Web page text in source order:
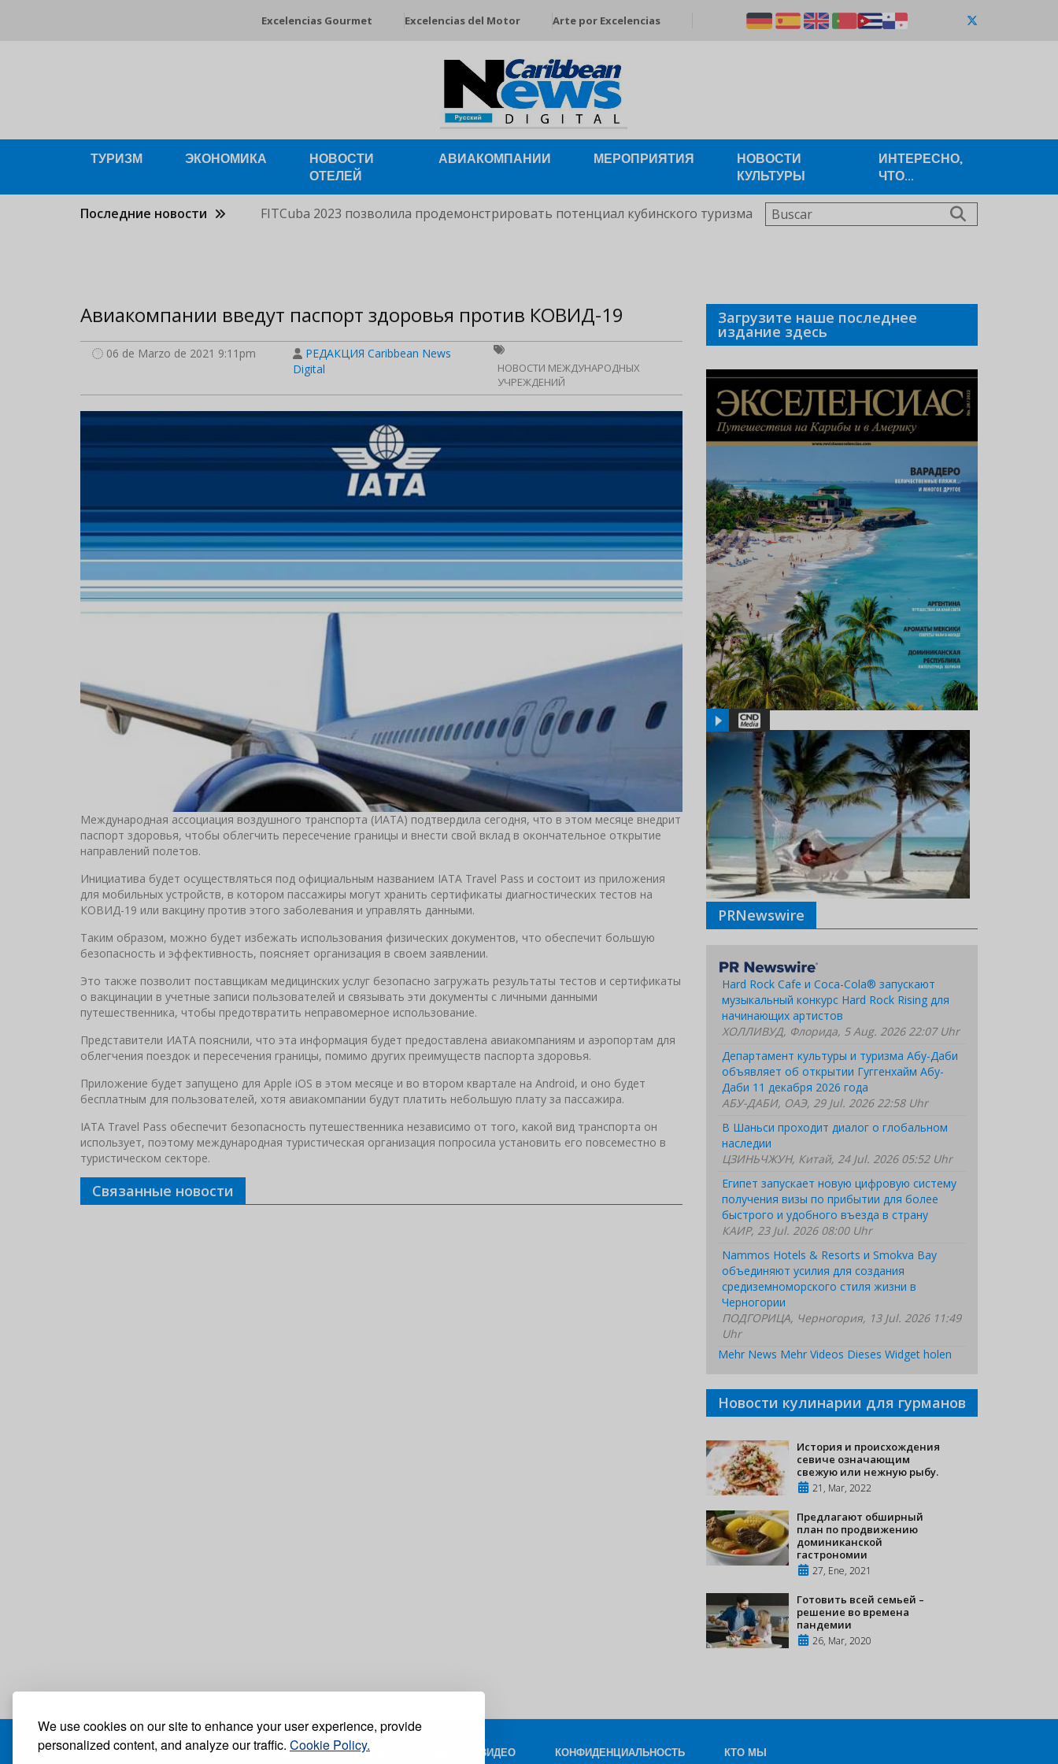
We use cookies on our site to enhance your user experience, provide
personalized content, and analyze our traffic. Cookie Policy.
Excelencias Gourmet Excelencias del Motor Arte por Excelencias
ТУРИЗМ ЭКОНОМИКА
НОВОСТИ
ОТЕЛЕЙ
АВИАКОМПАНИИ МЕРОПРИЯТИЯ
НОВОСТИ
КУЛЬТУРЫ
ИНТЕРЕСНО,
ЧТО...
Последние новости FITCuba 2023 позволила продемонстрировать потенциал кубинского туризма Buscar
Авиакомпании введут паспорт здоровья против КОВИД-19
06 de Marzo de 2021 9:11pm
РЕДАКЦИЯ Caribbean News
Digital
НОВОСТИ МЕЖДУНАРОДНЫХ
УЧРЕЖДЕНИЙ
Международная ассоциация воздушного транспорта (ИАТА) подтвердила сегодня, что в этом месяце внедрит
паспорт здоровья, чтобы облегчить пересечение границы и внести свой вклад в окончательное открытие
направлений полетов.
Инициатива будет осуществляться под официальным названием IATA Travel Pass и состоит из приложения
для мобильных устройств, в котором пассажиры могут хранить сертификаты диагностических тестов на
КОВИД-19 или вакцину против этого заболевания и управлять данными.
Таким образом, можно будет избежать использования физических документов, что обеспечит большую
безопасность и эффективность, поясняет организация в своем заявлении.
Это также позволит поставщикам медицинских услуг безопасно загружать результаты тестов и сертификаты
о вакцинации в учетные записи пользователей и связывать эти документы с личными данными
путешественника, чтобы предотвратить неправомерное использование.
Представители ИАТА пояснили, что эта информация будет предоставлена ​​авиакомпаниям и аэропортам для
облегчения поездок и пересечения границы, помимо других преимуществ паспорта здоровья.
Приложение будет запущено для Apple iOS в этом месяце и во втором квартале на Android, и оно будет
бесплатным для пользователей, хотя авиакомпании будут платить небольшую плату за пассажира.
IATA Travel Pass обеспечит безопасность путешественника независимо от того, какой вид транспорта он
использует, поэтому международная туристическая организация попросила установить его повсеместно в
туристическом секторе.
Связанные новости
Загрузите наше последнее
издание здесь
PRNewswire
Hard Rock Cafe и Coca-Cola® запускают
музыкальный конкурс Hard Rock Rising для
начинающих артистов
ХОЛЛИВУД, Флорида, 5 Aug. 2026 22:07 Uhr
Департамент культуры и туризма Абу-Даби
объявляет об открытии Гуггенхайм Абу-
Даби 11 декабря 2026 года
АБУ-ДАБИ, ОАЭ, 29 Jul. 2026 22:58 Uhr
В Шаньси проходит диалог о глобальном
наследии
ЦЗИНЬЧЖУН, Китай, 24 Jul. 2026 05:52 Uhr
Египет запускает новую цифровую систему
получения визы по прибытии для более
быстрого и удобного въезда в страну
КАИР, 23 Jul. 2026 08:00 Uhr
Nammos Hotels & Resorts и Smokva Bay
объединяют усилия для создания
средиземноморского стиля жизни в
Черногории
ПОДГОРИЦА, Черногория, 13 Jul. 2026 11:49
Uhr
Mehr News Mehr Videos Dieses Widget holen
Новости кулинарии для гурманов
История и происхождения
севиче означающим
свежую или нежную рыбу.
21, Mar, 2022
Предлагают обширный
план по продвижению
доминиканской
гастрономии
27, Ene, 2021
Готовить всей семьей –
решение во времена
пандемии
26, Mar, 2020
БЛОГ КОНТАКТ ФОТО И ВИДЕО КОНФИДЕНЦИАЛЬНОСТЬ КТО МЫ